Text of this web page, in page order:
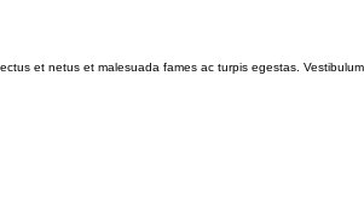
et netus et malesuada fames ac turpis egestas.